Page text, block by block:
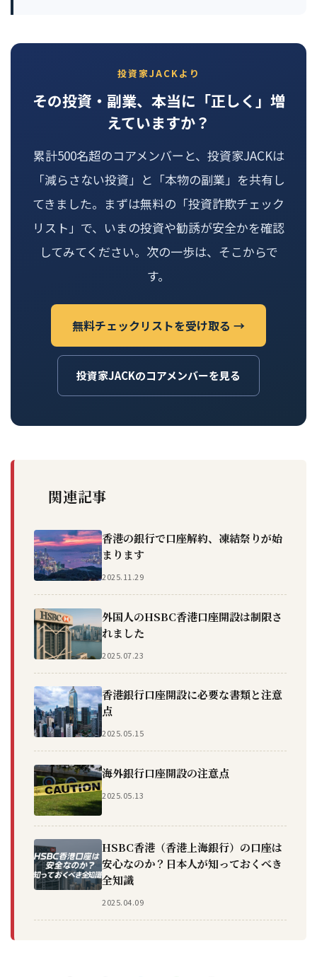
投資家JACKより
その投資・副業、本当に「正しく」増
えていますか？
累計500名超のコアメンバーと、投資家JACKは
「減らさない投資」と「本物の副業」を共有し
てきました。まずは無料の「投資詐欺チェック
リスト」で、いまの投資や勧誘が安全かを確認
してみてください。次の一歩は、そこからで
す。
無料チェックリストを受け取る →
投資家JACKのコアメンバーを見る
関連記事
香港の銀行で口座解約、凍結祭りが始
まります
2025.11.29
外国人のHSBC香港口座開設は制限さ
れました
2025.07.23
香港銀行口座開設に必要な書類と注意
点
2025.05.15
海外銀行口座開設の注意点
2025.05.13
HSBC香港（香港上海銀行）の口座は
安心なのか？日本人が知っておくべき
全知識
2025.04.09